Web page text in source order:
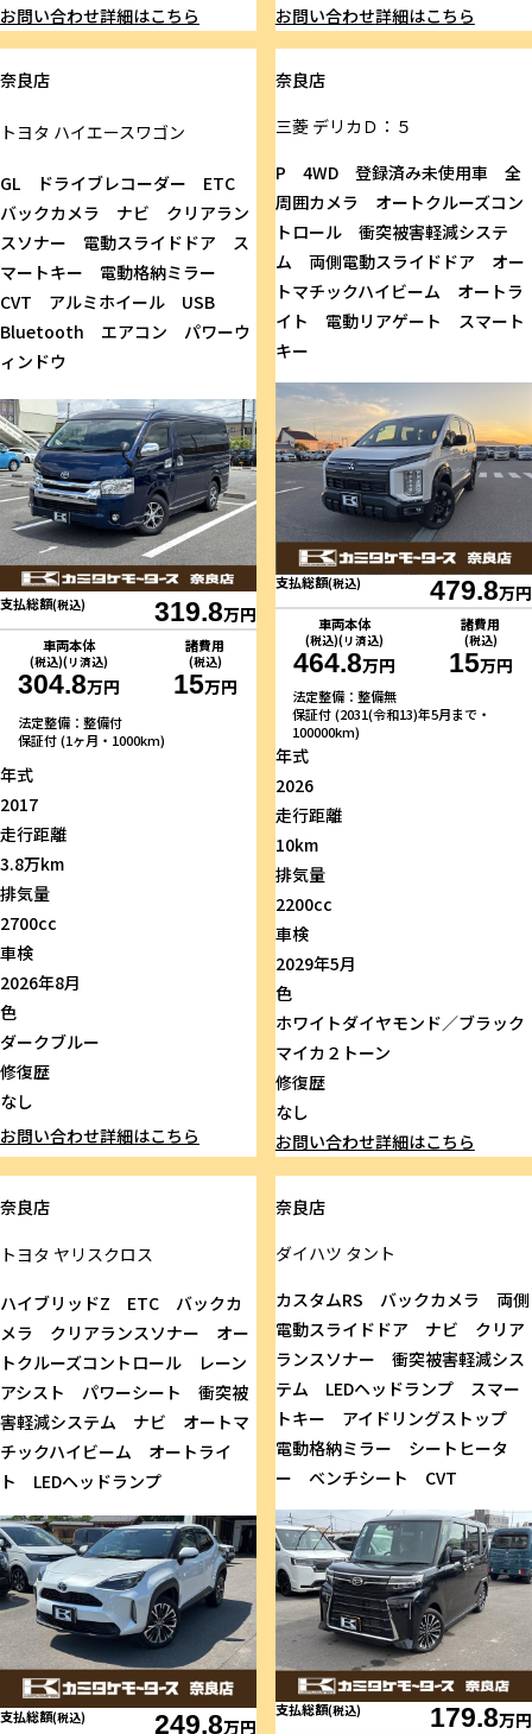
お問い合わせ詳細はこちら お問い合わせ詳細はこちら
奈良店
トヨタ ハイエースワゴン
GL ドライブレコーダー ETC
バックカメラ ナビ クリアラン
スソナー 電動スライドドア ス
マートキー 電動格納ミラー
CVT アルミホイール USB
Bluetooth エアコン パワーウ
ィンドウ
支払総額(税込) 319.8万円
車両本体
(税込)(リ済込)
304.8万円
諸費用
(税込)
15万円
法定整備：整備付
保証付 (1ヶ月・1000km)
年式
2017
走行距離
3.8万km
排気量
2700cc
車検
2026年8月
色
ダークブルー
修復歴
なし
お問い合わせ詳細はこちら
奈良店
三菱デリカＤ：５
P 4WD 登録済み未使用車 全
周囲カメラ オートクルーズコン
トロール 衝突被害軽減システ
ム 両側電動スライドドア オー
トマチックハイビーム オートラ
イト 電動リアゲート スマート
キー
支払総額(税込) 479.8万円
車両本体
(税込)(リ済込)
464.8万円
諸費用
(税込)
15万円
法定整備：整備無
保証付 (2031(令和13)年5月まで・
100000km)
年式
2026
走行距離
10km
排気量
2200cc
車検
2029年5月
色
ホワイトダイヤモンド／ブラック
マイカ２トーン
修復歴
なし
お問い合わせ詳細はこちら
奈良店
トヨタ ヤリスクロス
ハイブリッドZ ETC バックカ
メラ クリアランスソナー オー
トクルーズコントロール レーン
アシスト パワーシート 衝突被
害軽減システム ナビ オートマ
チックハイビーム オートライ
ト LEDヘッドランプ
支払総額(税込) 249.8万円
奈良店
ダイハツ タント
カスタムRS バックカメラ 両側
電動スライドドア ナビ クリア
ランスソナー 衝突被害軽減シス
テム LEDヘッドランプ スマー
トキー アイドリングストップ
電動格納ミラー シートヒータ
ー ベンチシート CVT
支払総額(税込) 179.8万円